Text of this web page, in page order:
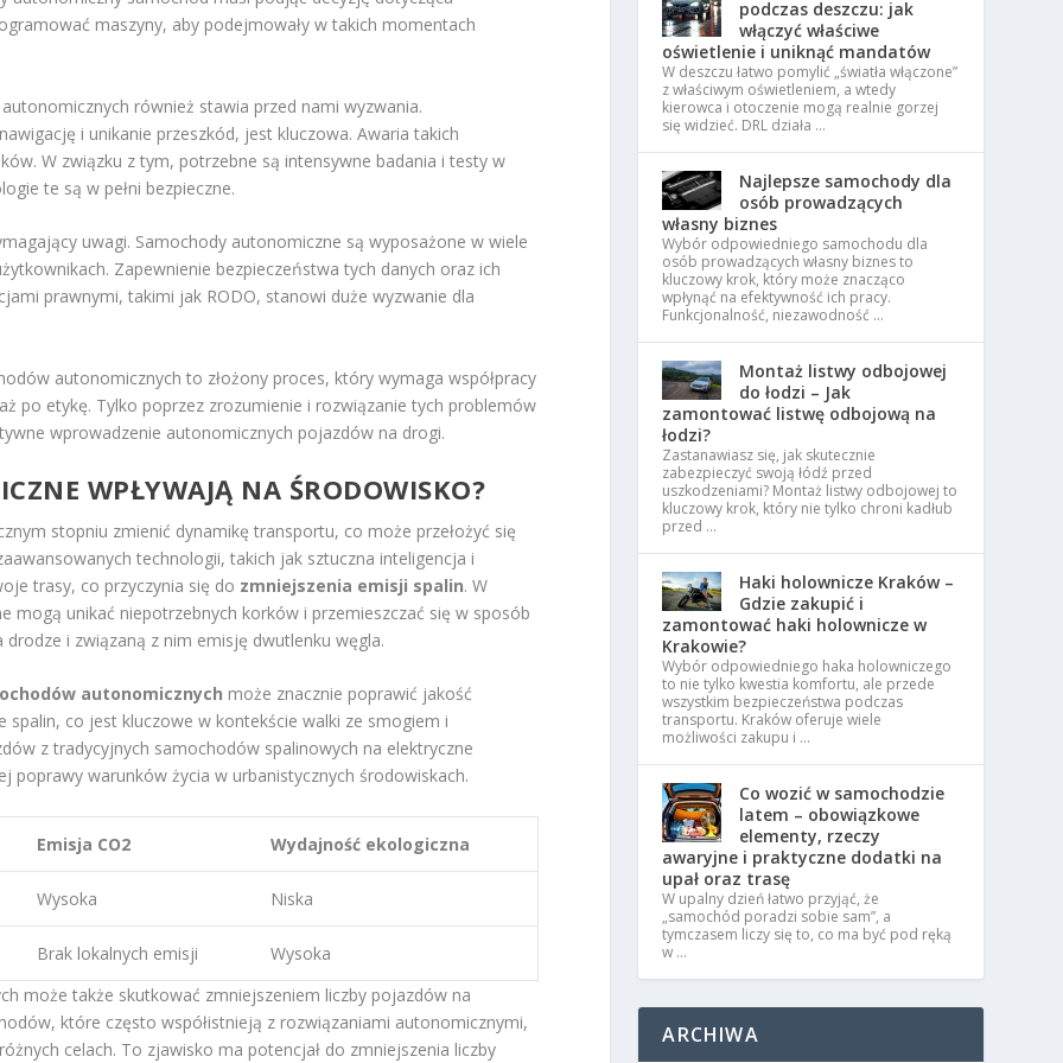
maszyny, aby podejmowały w takich momentach
również stawia przed nami wyzwania.
i unikanie przeszkód, jest kluczowa. Awaria takich
W związku z tym, potrzebne są intensywne badania i testy w
te są w pełni bezpieczne.
uwagi. Samochody autonomiczne są wyposażone w wiele
Zapewnienie bezpieczeństwa tych danych oraz ich
prawnymi, takimi jak RODO, stanowi duże wyzwanie dla
autonomicznych to złożony proces, który wymaga współpracy
po etykę. Tylko poprzez zrozumienie i rozwiązanie tych problemów
wprowadzenie autonomicznych pojazdów na drogi.
WPŁYWAJĄ NA ŚRODOWISKO?
stopniu zmienić dynamikę transportu, co może przełożyć się
technologii, takich jak sztuczna inteligencja i
trasy, co przyczynia się do zmniejszenia emisji spalin. W
mogą unikać niepotrzebnych korków i przemieszczać się w sposób
i związaną z nim emisję dwutlenku węgla.
autonomicznych może znacznie poprawić jakość
co jest kluczowe w kontekście walki ze smogiem i
z tradycyjnych samochodów spalinowych na elektryczne
poprawy warunków życia w urbanistycznych środowiskach.
Emisja CO2 Wydajność ekologiczna
Wysoka Niska
Brak lokalnych emisji
Wysoka
może także skutkować zmniejszeniem liczby pojazdów na
które często współistnieją z rozwiązaniami autonomicznymi,
celach. To zjawisko ma potencjał do zmniejszenia liczby
podczas deszczu: jak
włączyć właściwe
oświetlenie i uniknąć mandatów
W deszczu łatwo pomylić „światła włączone”
z właściwym oświetleniem, a wtedy
kierowca i otoczenie mogą realnie gorzej
się widzieć. DRL działa …
Najlepsze samochody dla
osób prowadzących
własny biznes
Wybór odpowiedniego samochodu dla
osób prowadzących własny biznes to
kluczowy krok, który może znacząco
wpłynąć na efektywność ich pracy.
Funkcjonalność, niezawodność …
Montaż listwy odbojowej
do łodzi – Jak
zamontować listwę odbojową na
łodzi?
Zastanawiasz się, jak skutecznie
zabezpieczyć swoją łódź przed
uszkodzeniami? Montaż listwy odbojowej to
kluczowy krok, który nie tylko chroni kadłub
przed …
Haki holownicze Kraków –
Gdzie zakupić i
zamontować haki holownicze w
Krakowie?
Wybór odpowiedniego haka holowniczego
to nie tylko kwestia komfortu, ale przede
wszystkim bezpieczeństwa podczas
transportu. Kraków oferuje wiele
możliwości zakupu i …
Co wozić w samochodzie
latem – obowiązkowe
elementy, rzeczy
awaryjne i praktyczne dodatki na
upał oraz trasę
W upalny dzień łatwo przyjąć, że
„samochód poradzi sobie sam”, a
tymczasem liczy się to, co ma być pod ręką
w …
ARCHIWA